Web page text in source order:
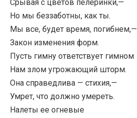
Срывая с цветов пелеринки,—
Но мы беззаботны, как ты.
Мы все, будет время, погибнем,—
Закон изменения форм.
Пусть гимну ответствует гимном
Нам злом угрожающий шторм.
Она справедлива — стихия,—
Умрет, что должно умереть.
Налеты ее огневые